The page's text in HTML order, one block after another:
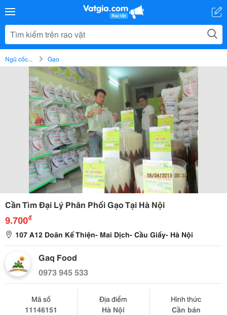
Ngũ cốc... Gạo
Cần Tìm Đại Lý Phân Phối Gạo Tại Hà Nội
9.700₫
107 A12 Doãn Kế Thiện- Mai Dịch- Cầu Giấy- Hà Nội
Gaq Food
0973 945 533
Mã số
11146151
Địa điểm
Hà Nội
Hình thức
Cần bán